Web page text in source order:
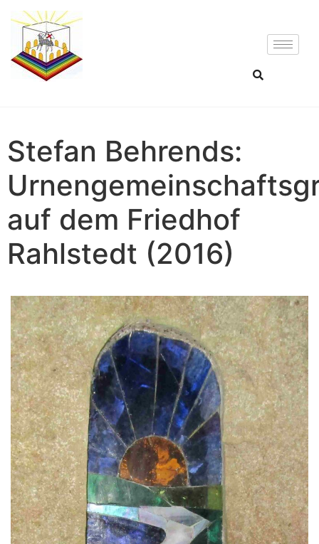
Stefan Behrends:
auf dem Friedhof
Rahlstedt (2016)